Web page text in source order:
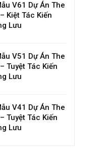
V61 Dự Án The
Kiệt Tác Kiến
Lưu
V51 Dự Án The
Tuyệt Tác Kiến
Lưu
V41 Dự Án The
Tuyệt Tác Kiến
Lưu